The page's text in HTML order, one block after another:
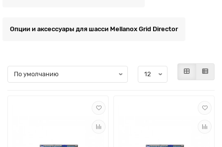
Опции и аксессуары для шасси Mellanox Grid Director